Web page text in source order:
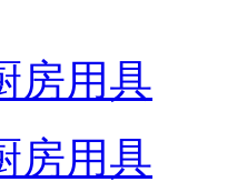
房用具
房用具